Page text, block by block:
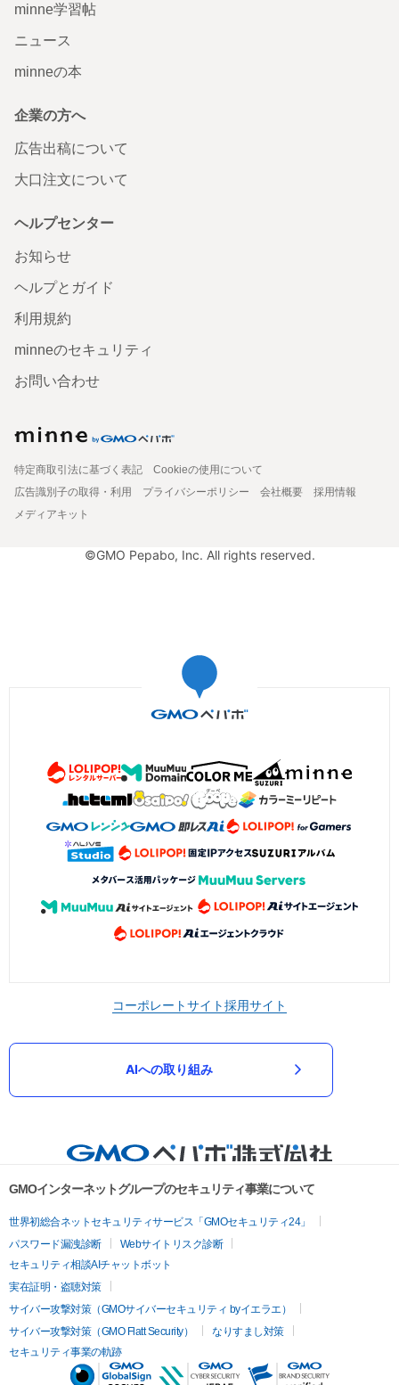
minne学習帖
ニュース
minneの本
企業の方へ
広告出稿について
大口注文について
ヘルプセンター
お知らせ
ヘルプとガイド
利用規約
minneのセキュリティ
お問い合わせ
特定商取引法に基づく表記
Cookieの使用について
広告識別子の取得・利用
プライバシーポリシー 会社概要
採用情報
メディアキット
©GMO Pepabo, Inc. All rights reserved.
コーポレートサイト採用サイト
AIへの取り組み
GMOインターネットグループのセキュリティ事業について
世界初総合ネットセキュリティサービス「GMOセキュリティ24」
パスワード漏洩診断
Webサイトリスク診断
セキュリティ相談AIチャットボット
実在証明・盗聴対策
サイバー攻撃対策（GMOサイバーセキュリティ byイエラエ）
サイバー攻撃対策（GMO Flatt Security）
なりすまし対策
セキュリティ事業の軌跡